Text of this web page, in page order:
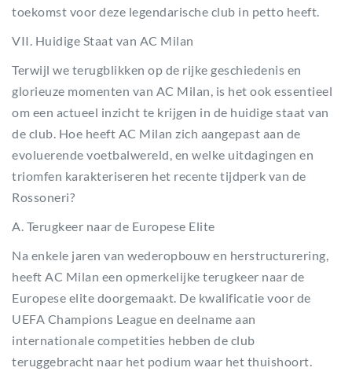
toekomst voor deze legendarische club in petto heeft.
VII. Huidige Staat van AC Milan
Terwijl we terugblikken op de rijke geschiedenis en
glorieuze momenten van AC Milan, is het ook essentieel
om een actueel inzicht te krijgen in de huidige staat van
de club. Hoe heeft AC Milan zich aangepast aan de
evoluerende voetbalwereld, en welke uitdagingen en
triomfen karakteriseren het recente tijdperk van de
Rossoneri?
A. Terugkeer naar de Europese Elite
Na enkele jaren van wederopbouw en herstructurering,
heeft AC Milan een opmerkelijke terugkeer naar de
Europese elite doorgemaakt. De kwalificatie voor de
UEFA Champions League en deelname aan
internationale competities hebben de club
teruggebracht naar het podium waar het thuishoort.